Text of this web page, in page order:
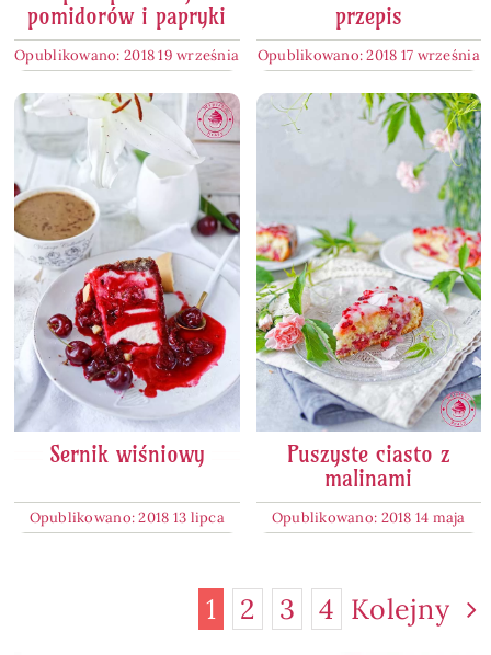
pomidorów i papryki
Opublikowano: 2018 19 września
przepis
Opublikowano: 2018 17 września
Sernik wiśniowy
Opublikowano: 2018 13 lipca
Puszyste ciasto z
malinami
Opublikowano: 2018 14 maja
1 2 3 4 Kolejny